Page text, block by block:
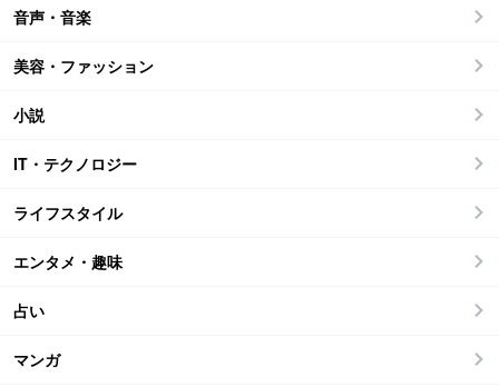
音声・音楽
美容・ファッション
小説
IT・テクノロジー
ライフスタイル
エンタメ・趣味
占い
マンガ